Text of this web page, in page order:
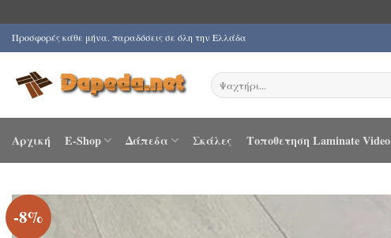
Μετάβαση
στο
περιεχόμενο
Προσφορές κάθε μήνα. παραδόσεις σε όλη την Ελλάδα
Αναζήτηση
για:
Αρχική E-Shop Δάπεδα Σκάλες Τοποθετηση Laminate Video
-8%